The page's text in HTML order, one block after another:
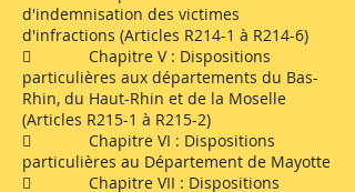
d'indemnisation des victimes
d'infractions (Articles R214-1 à R214-6)
 Chapitre V : Dispositions
particulières aux départements du Bas-
Rhin, du Haut-Rhin et de la Moselle
(Articles R215-1 à R215-2)
 Chapitre VI : Dispositions
particulières au Département de Mayotte
 Chapitre VII : Dispositions